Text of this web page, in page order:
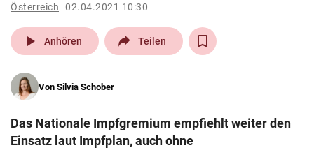
pin_drop
Wien arrow_right
search
eingeben
Österreich 02.04.2021 10:30
play_arrow Anhören Teilen
Von Silvia Schober
Das Nationale Impfgremium empfiehlt weiter den
Einsatz laut Impfplan, auch ohne